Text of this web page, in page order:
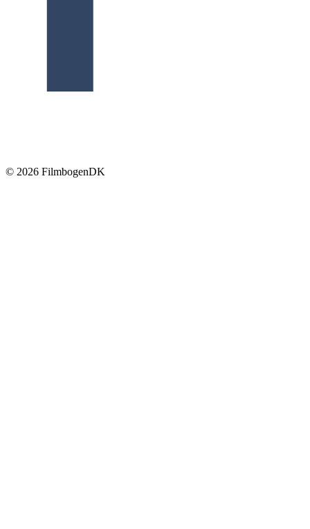
© 2026 FilmbogenDK